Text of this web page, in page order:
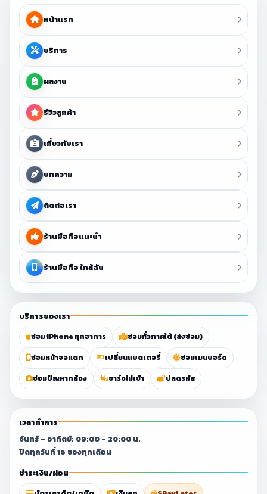
หน้าแรก
บริการ
ผลงาน
รีวิวลูกค้า
เกี่ยวกับเรา
บทความ
ติดต่อเรา
ร้านมือถือแนะนำ
ร้านมือถือ ใกล้ฉัน
บริการของเรา
ซ่อม iPhone ทุกอาการ
ซ่อมทั่วภาคใต้ (ส่งซ่อม)
ซ่อมหน้าจอแตก
เปลี่ยนแบตเตอรี่
ซ่อมเมนบอร์ด
ซ่อมปัญหากล้อง
ชาร์จไม่เข้า ปลดรหัส
เวลาทำการ
จันทร์ – อาทิตย์: 09:00 – 20:00 น.
ปิดทุกวันที่ 16 ของทุกเดือน
ชำระเงิน/ผ่อน